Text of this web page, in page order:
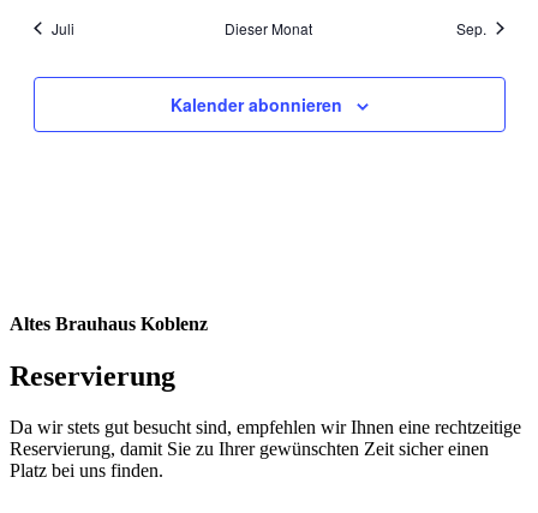
Juli Dieser Monat Sep.
Kalender abonnieren
Altes Brauhaus Koblenz
Reservierung
Da wir stets gut besucht sind, empfehlen wir Ihnen eine rechtzeitige
Reservierung, damit Sie zu Ihrer gewünschten Zeit sicher einen
Platz bei uns finden.